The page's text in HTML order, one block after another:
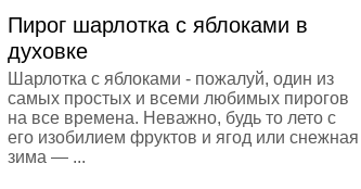
Пирог шарлотка с яблоками в
духовке
Шарлотка с яблоками - пожалуй, один из
самых простых и всеми любимых пирогов
на все времена. Неважно, будь то лето с
его изобилием фруктов и ягод или снежная
зима — ...